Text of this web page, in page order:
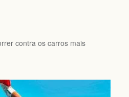
contra os carros mais